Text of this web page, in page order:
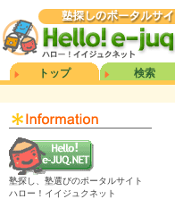
トップ 検索
塾探し、塾選びのポータルサイト
ハロー！イイジュクネット